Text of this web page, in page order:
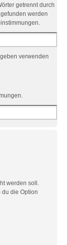
getrennt durch
werden
verwenden
werden soll.
du die Option